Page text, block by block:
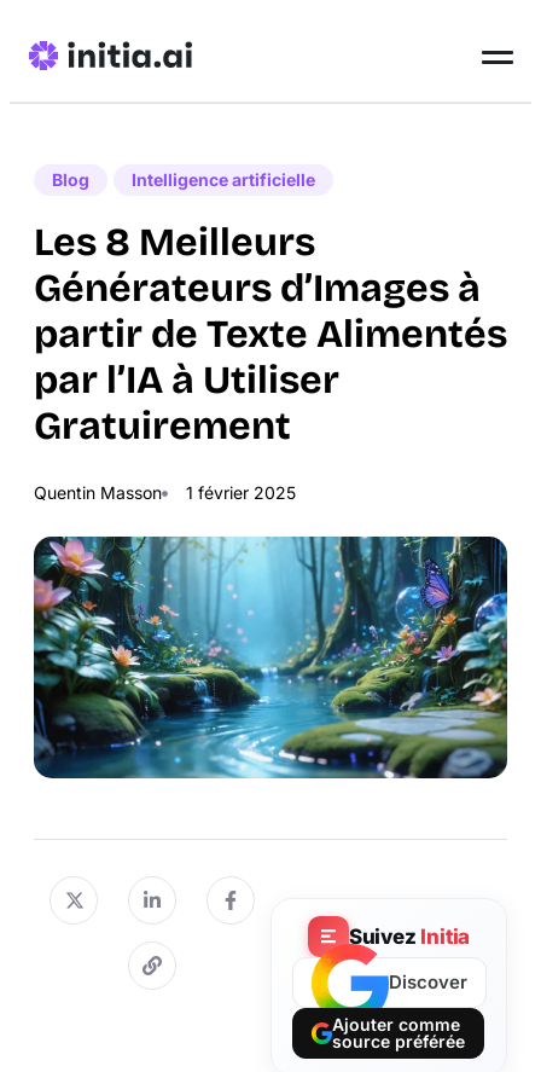
Blog Intelligence artificielle
Les 8 Meilleurs
Générateurs d’Images à
partir de Texte Alimentés
par l’IA à Utiliser
Gratuirement
Quentin Masson 1 février 2025
Suivez Initia
Discover
Ajouter comme
source préférée